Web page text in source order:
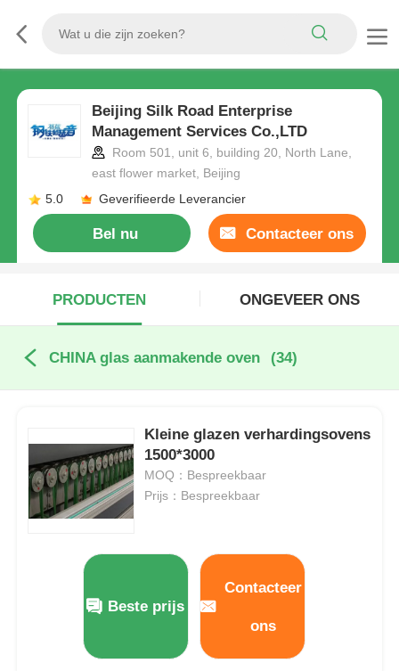
Beijing Silk Road Enterprise
Management Services Co.,LTD
Room 501, unit 6, building 20, North Lane,
east flower market, Beijing
5.0
Geverifieerde Leverancier
Bel nu Contacteer ons
PRODUCTEN ONGEVEER ONS
CHINA glas aanmakende oven (34)
Kleine glazen verhardingsovens
1500*3000
MOQ：Bespreekbaar
Prijs：Bespreekbaar
Beste prijs
Contacteer
ons